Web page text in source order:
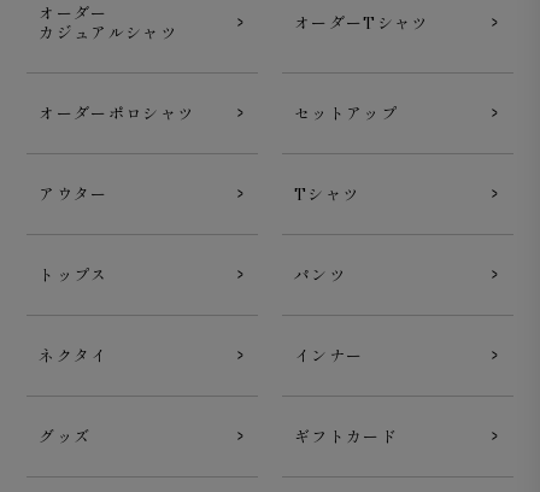
オーダー
カジュアルシャツ
オーダーTシャツ
オーダーポロシャツ セットアップ
アウター Tシャツ
トップス パンツ
ネクタイ インナー
グッズ ギフトカード